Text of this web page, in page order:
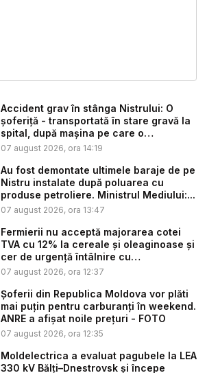
Accident grav în stânga Nistrului: O
șoferiță - transportată în stare gravă la
spital, după mașina pe care o
conduce...
07 august 2026, ora 14:19
Au fost demontate ultimele baraje de pe
Nistru instalate după poluarea cu
produse petroliere. Ministrul Mediului:...
07 august 2026, ora 13:47
Fermierii nu acceptă majorarea cotei
TVA cu 12% la cereale și oleaginoase și
cer de urgență întâlnire cu
autoritățile:...
07 august 2026, ora 12:37
Șoferii din Republica Moldova vor plăti
mai puțin pentru carburanți în weekend.
ANRE a afișat noile prețuri - FOTO
07 august 2026, ora 12:35
Moldelectrica a evaluat pagubele la LEA
330 kV Bălți–Dnestrovsk și începe